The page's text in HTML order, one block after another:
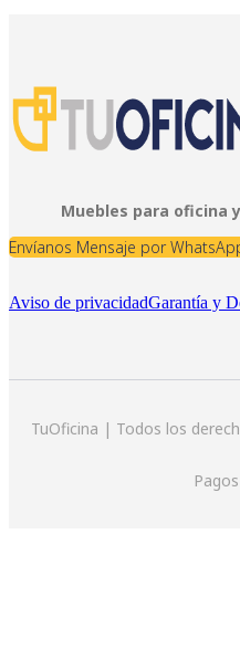
Muebles para oficina
Envíanos Mensaje por
Aviso de privacidadGarantía y
TuOficina | Todos los